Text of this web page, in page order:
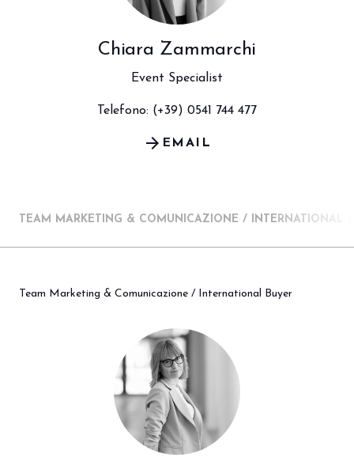
Chiara Zammarchi
Event Specialist
Telefono: (+39) 0541 744 477
EMAIL
arrow_forward
TEAM MARKETING & COMUNICAZIONE / INTERNATIONAL
Team Marketing & Comunicazione / International Buyer